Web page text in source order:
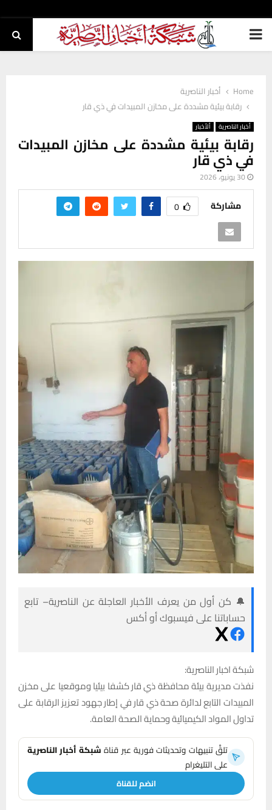
PRIMARY
Home
أخبار الناصرية
رقابة بيئية مشددة على مخازن المبيدات في ذي قار
أخبار الناصرية ألأخبار
رقابة بيئية مشددة على مخازن المبيدات
في ذي قار
30 يونيو، 2026
مشاركة 0
🔔 كن أول من يعرف الأخبار العاجلة عن الناصرية– تابع
حساباتنا على فيسبوك أو أكس
شبكة اخبار الناصرية:
نفذت مديرية بيئة محافظة ذي قار كشفا بيئيا وموقعيا على مخزن
المبيدات التابع لدائرة صحة ذي قار في إطار جهود تعزيز الرقابة على
تداول المواد الكيميائية وحماية الصحة العامة.
تلقَّ تنبيهات وتحديثات فورية عبر قناةشبكة أخبار الناصرية
على التليغرام
انضم للقناة